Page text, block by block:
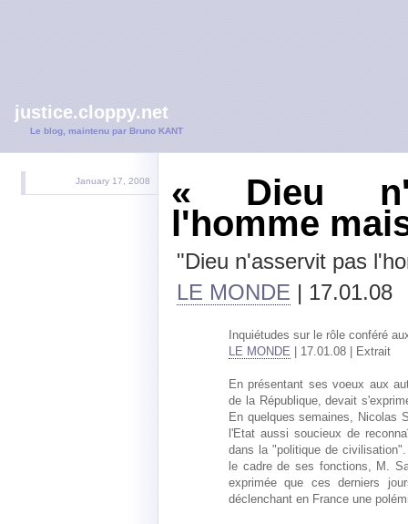
justice.cloppy.net
Le blog, maintenu par Bruno KANT
January 17, 2008 « Dieu
l'homme
"Dieu n'asservit pas
LE MONDE | 17.01.08
Inquiétudes sur le rôle conféré
LE MONDE | 17.01.08 | Extrait
En présentant ses voeux aux
de la République, devait
En quelques semaines, Nicolas
l'Etat aussi soucieux de
dans la "politique de
le cadre de ses fonctions, M.
exprimée que ces derniers
déclenchant en France une